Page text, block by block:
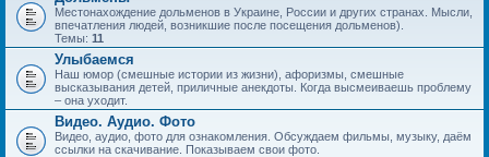
Местонахождение дольменов в Украине, России и других странах. Мысли,
впечатления людей, возникшие после посещения дольменов).
Темы: 11
Улыбаемся
Наш юмор (смешные истории из жизни), афоризмы, смешные
высказывания детей, приличные анекдоты. Когда высмеиваешь проблему
– она уходит.
Видео. Аудио. Фото
Видео, аудио, фото для ознакомления. Обсуждаем фильмы, музыку, даём
ссылки на скачивание. Показываем свои фото.